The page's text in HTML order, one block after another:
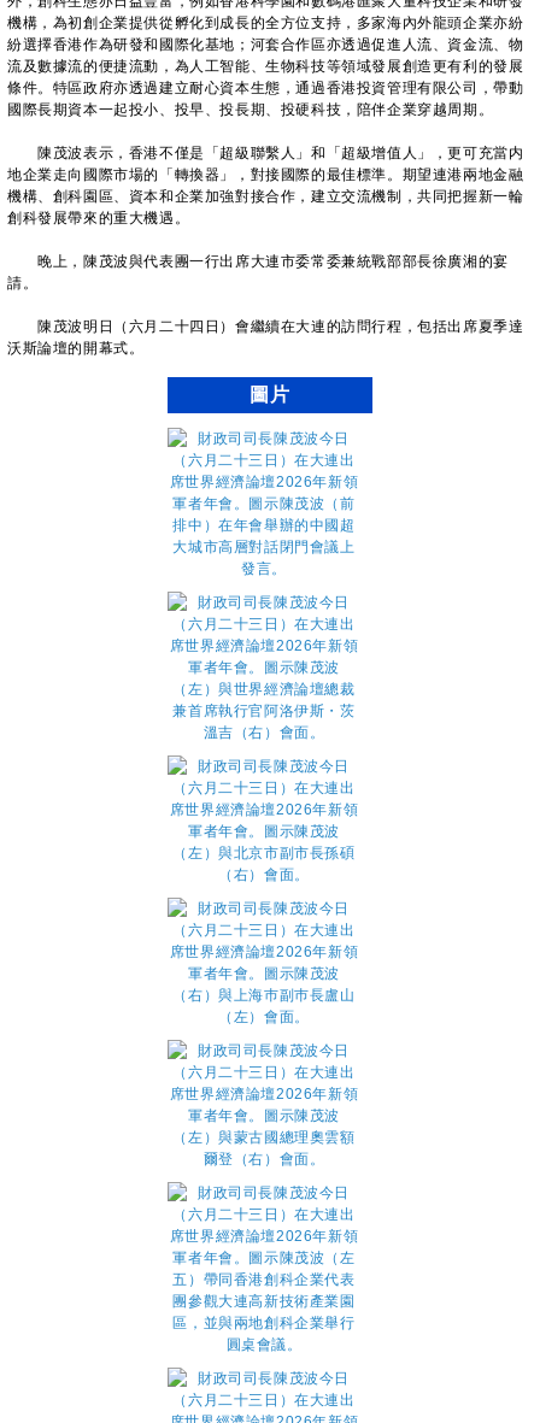
機構，為初創企業提供從孵化到成長的全方位支持，多家海內外龍頭企業亦紛
紛選擇香港作為研發和國際化基地；河套合作區亦透過促進人流、資金流、物
流及數據流的便捷流動，為人工智能、生物科技等領域發展創造更有利的發展
條件。特區政府亦透過建立耐心資本生態，通過香港投資管理有限公司，帶動
國際長期資本一起投小、投早、投長期、投硬科技，陪伴企業穿越周期。
陳茂波表示，香港不僅是「超級聯繫人」和「超級增值人」，更可充當内
地企業走向國際市場的「轉換器」，對接國際的最佳標準。期望連港兩地金融
機構、創科園區、資本和企業加強對接合作，建立交流機制，共同把握新一輪
創科發展帶來的重大機遇。
晚上，陳茂波與代表團一行出席大連市委常委兼統戰部部長徐廣湘的宴
請。
陳茂波明日（六月二十四日）會繼續在大連的訪問行程，包括出席夏季達
沃斯論壇的開幕式。
圖片